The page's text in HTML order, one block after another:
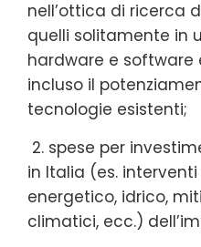
nell’ottica di ricerca
quelli solitamente in
hardware e software
incluso il
tecnologie esistenti;
2. spese per
in Italia (es.
energetico, idrico,
climatici, ecc.)